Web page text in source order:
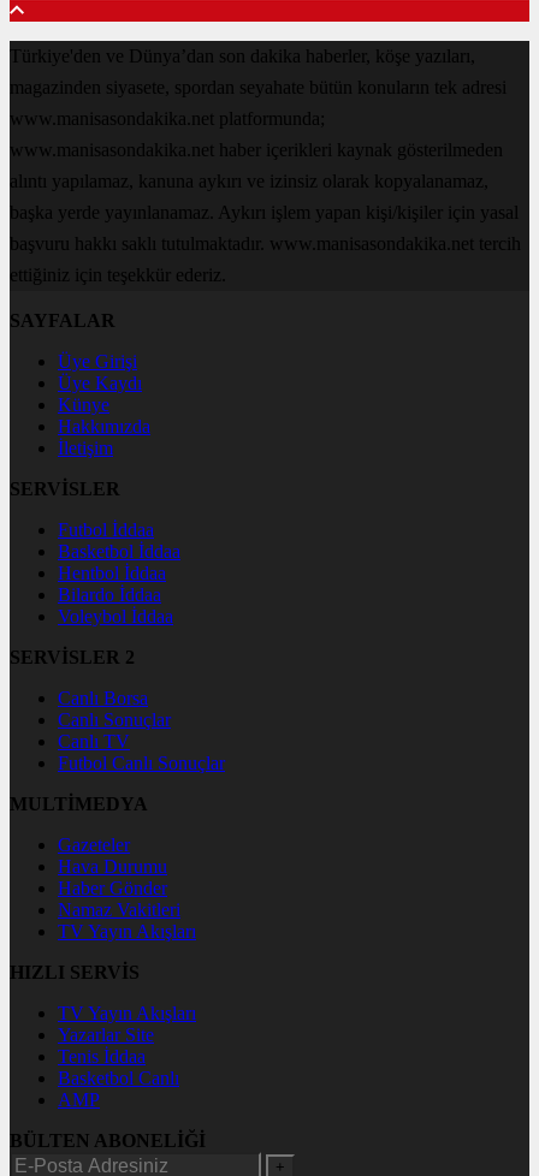
Türkiye'den ve Dünya’dan son dakika haberler, köşe yazıları,
magazinden siyasete, spordan seyahate bütün konuların tek adresi
www.manisasondakika.net platformunda;
www.manisasondakika.net haber içerikleri kaynak gösterilmeden
alıntı yapılamaz, kanuna aykırı ve izinsiz olarak kopyalanamaz,
başka yerde yayınlanamaz. Aykırı işlem yapan kişi/kişiler için yasal
başvuru hakkı saklı tutulmaktadır. www.manisasondakika.net tercih
ettiğiniz için teşekkür ederiz.
SAYFALAR
Üye Girişi
Üye Kaydı
Künye
Hakkımızda
İletişim
SERVİSLER
Futbol İddaa
Basketbol İddaa
Hentbol İddaa
Bilardo İddaa
Voleybol İddaa
SERVİSLER 2
Canlı Borsa
Canlı Sonuçlar
Canlı TV
Futbol Canlı Sonuçlar
MULTİMEDYA
Gazeteler
Hava Durumu
Haber Gönder
Namaz Vakitleri
TV Yayın Akışları
HIZLI SERVİS
TV Yayın Akışları
Yazarlar Site
Tenis İddaa
Basketbol Canlı
AMP
BÜLTEN ABONELİĞİ
+